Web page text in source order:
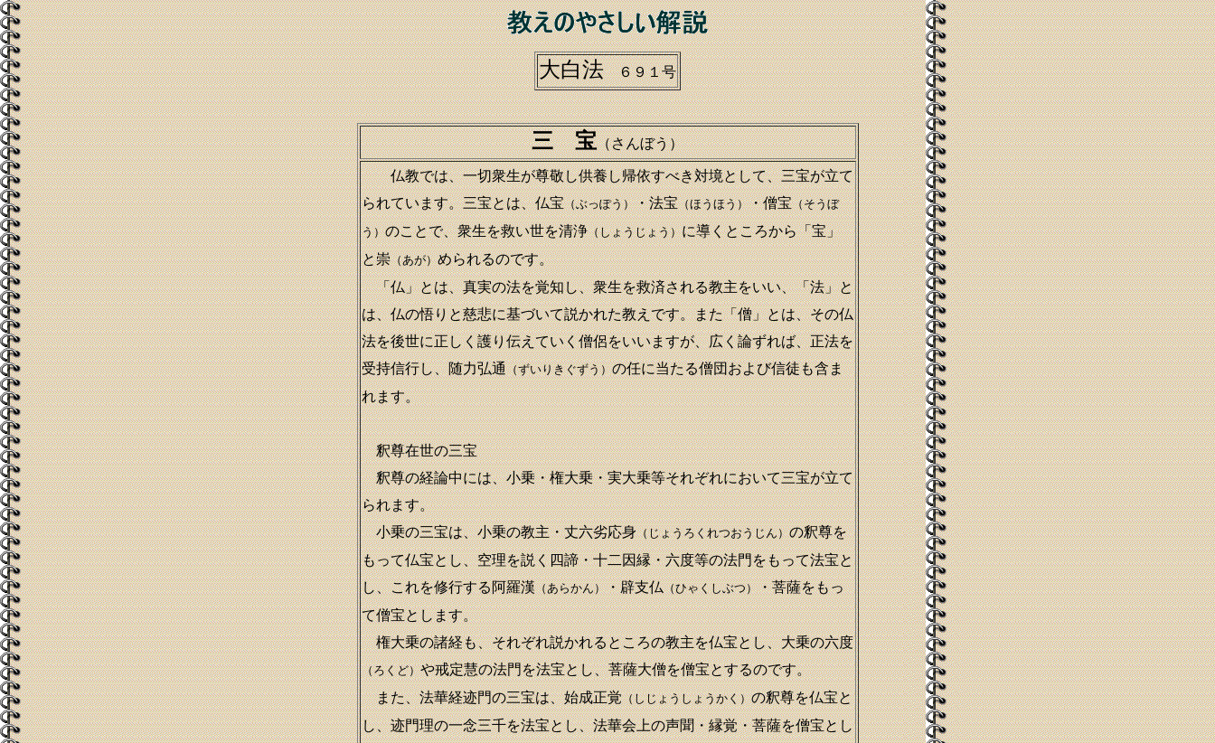
大白法６９１号
三 宝（さんぼう）
仏教では、一切衆生が尊敬し供養し帰依すべき対境として、三宝が立て
られています。三宝とは、仏宝（ぶっぽう）・法宝（ほうほう）・僧宝（そうぼ
う）のことで、衆生を救い世を清浄（しょうじょう）に導くところから「宝」
と崇（あが）められるのです。
「仏」とは、真実の法を覚知し、衆生を救済される教主をいい、「法」と
は、仏の悟りと慈悲に基づいて説かれた教えです。また「僧」とは、その仏
法を後世に正しく護り伝えていく僧侶をいいますが、広く論ずれば、正法を
受持信行し、随力弘通（ずいりきぐずう）の任に当たる僧団および信徒も含ま
れます。
釈尊在世の三宝
釈尊の経論中には、小乗・権大乗・実大乗等それぞれにおいて三宝が立て
られます。
小乗の三宝は、小乗の教主・丈六劣応身（じょうろくれつおうじん）の釈尊を
もって仏宝とし、空理を説く四諦・十二因縁・六度等の法門をもって法宝と
し、これを修行する阿羅漢（あらかん）・辟支仏（ひゃくしぶつ）・菩薩をもっ
て僧宝とします。
権大乗の諸経も、それぞれ説かれるところの教主を仏宝とし、大乗の六度
（ろくど）や戒定慧の法門を法宝とし、菩薩大僧を僧宝とするのです。
また、法華経迹門の三宝は、始成正覚（しじょうしょうかく）の釈尊を仏宝と
し、迹門理の一念三千を法宝とし、法華会上の声聞・縁覚・菩薩を僧宝とし